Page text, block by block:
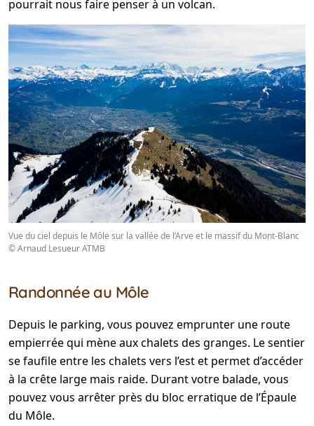
pourrait nous faire penser à un volcan.
Vue du ciel depuis le Môle sur la vallée de l’Arve et le massif du Mont-Blanc
© Arnaud Lesueur ATMB
Randonnée au Môle
Depuis le parking, vous pouvez emprunter une route
empierrée qui mène aux chalets des granges. Le sentier
se faufile entre les chalets vers l’est et permet d’accéder
à la crête large mais raide. Durant votre balade, vous
pouvez vous arrêter près du bloc erratique de l’Épaule
du Môle.